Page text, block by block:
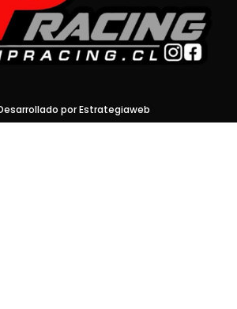
por Estrategiaweb